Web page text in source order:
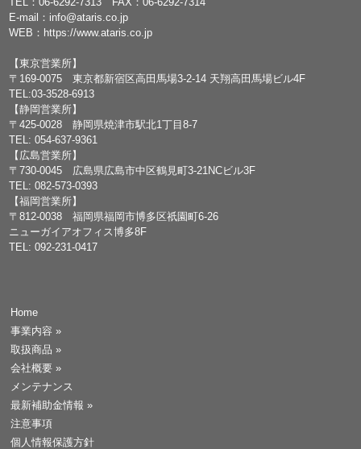
E-mail： info@ataris.co.jp
WEB： https://www.ataris.co.jp
【東京営業所】
〒169-0075 東京都新宿区高田馬場3-2-14 天翔高田馬場ビル4F
TEL:03-3528-6913
【静岡営業所】
〒425-0028 静岡県焼津市駅北1丁目8-7
TEL: 054-637-9361
【広島営業所】
〒730-0045 広島県広島市中区鶴見町3-21NCビル3F
TEL: 082-573-0393
【福岡営業所】
〒812-0038 福岡県福岡市博多区祇園町6-26
ニューガイアオフィス博多8F
TEL: 092-231-0417
Home
事業内容 »
取扱商品 »
会社概要 »
メンテナンス
最新補助金情報 »
注意事項
個人情報保護方針